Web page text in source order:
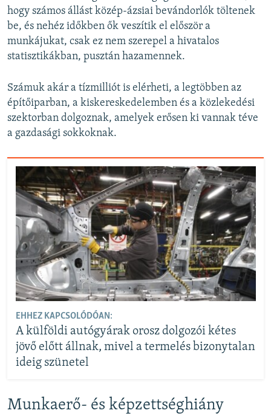
hogy számos állást közép-ázsiai bevándorlók töltenek
be, és nehéz időkben ők veszítik el először a
munkájukat, csak ez nem szerepel a hivatalos
statisztikákban, pusztán hazamennek.
Számuk akár a tízmilliót is elérheti, a legtöbben az
építőiparban, a kiskereskedelemben és a közlekedési
szektorban dolgoznak, amelyek erősen ki vannak téve
a gazdasági sokkoknak.
EHHEZ KAPCSOLÓDÓAN:
A külföldi autógyárak orosz dolgozói kétes
jövő előtt állnak, mivel a termelés bizonytalan
ideig szünetel
Munkaerő- és képzettséghiány